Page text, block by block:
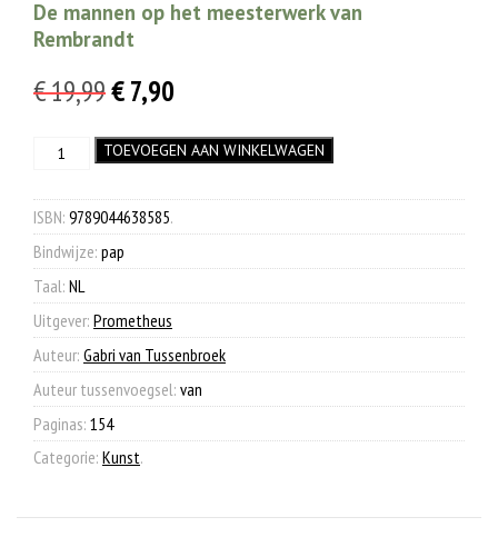
De mannen op het meesterwerk van
Rembrandt
€19,99Oorspronkelijke
was:
€ 19,99.
€7,90
is:
€ 7,90.
Amsterdam
Nachtwacht
aantal
TOEVOEGEN AAN WINKELWAGEN
ISBN: 9789044638585.
Bindwijze: pap
Taal: NL
Uitgever: Prometheus
Auteur: Gabri van Tussenbroek
Auteur tussenvoegsel: van
Paginas: 154
Categorie: Kunst.